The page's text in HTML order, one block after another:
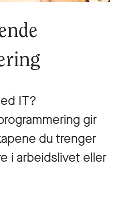
IT?
gir
du trenger
i arbeidslivet eller